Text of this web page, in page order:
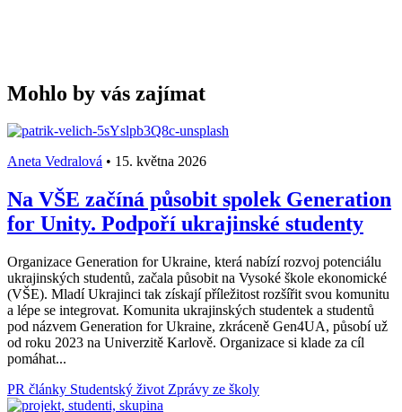
Mohlo by vás zajímat
Aneta Vedralová • 15. května 2026
Na VŠE začíná působit spolek Generation
for Unity. Podpoří ukrajinské studenty
Organizace Generation for Ukraine, která nabízí rozvoj potenciálu
ukrajinských studentů, začala působit na Vysoké škole ekonomické
(VŠE). Mladí Ukrajinci tak získají příležitost rozšířit svou komunitu
a lépe se integrovat. Komunita ukrajinských studentek a studentů
pod názvem Generation for Ukraine, zkráceně Gen4UA, působí už
od roku 2023 na Univerzitě Karlově. Organizace si klade za cíl
pomáhat...
PR články Studentský život Zprávy ze školy